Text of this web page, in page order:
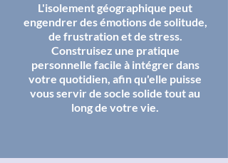
L'isolement géographique peut
engendrer des émotions de solitude,
de frustration et de stress.
Construisez une pratique
personnelle facile à intégrer dans
votre quotidien, afin qu'elle puisse
vous servir de socle solide tout au
long de votre vie.